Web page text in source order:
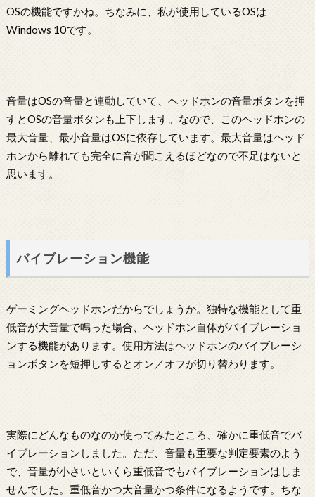
OSの機能ですかね。ちなみに、私が使用しているOSは
Windows 10です。
音量はOSの音量と連動していて、ヘッドホンの音量ボタンを押
すとOSの音量ボタンも上下します。なので、このヘッドホンの
最大音量、最小音量はOSに依存しています。最大音量はヘッド
ホンから離れても完全に音が聞こえるほどなので不足はないと
思います。
バイブレーション機能
ゲーミングヘッドホンだからでしょうか。独特な機能として重
低音が大音量で鳴った場合、ヘッドホン自体がバイブレーショ
ンする機能があります。使用方法はヘッドホンのバイブレーシ
ョンボタンを短押しするとオン／オフが切り替わります。
実際にどんなものなのか使ってみたところ、確かに重低音でバ
イブレーションしました。ただ、音量も重要な判定要素のよう
で、音量が小さいといくら重低音でもバイブレーションはしま
せんでした。重低音かつ大音量かつ条件になるようです。ちな